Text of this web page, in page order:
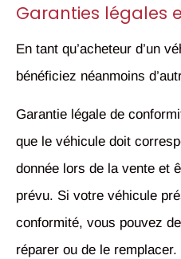
Garanties légales
En tant qu’acheteur d’un
bénéficiez néanmoins
Garantie légale de
que le véhicule doit
donnée lors de la vente et
prévu. Si votre véhicule
conformité, vous pouvez
réparer ou de le remplacer.